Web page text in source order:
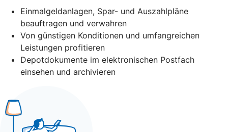
Einmalgeldanlagen, Spar- und Auszahlpläne
beauftragen und verwahren
Von günstigen Konditionen und umfangreichen
Leistungen profitieren
Depotdokumente im elektronischen Postfach
einsehen und archivieren